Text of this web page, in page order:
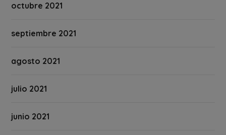
octubre 2021
septiembre 2021
agosto 2021
julio 2021
junio 2021